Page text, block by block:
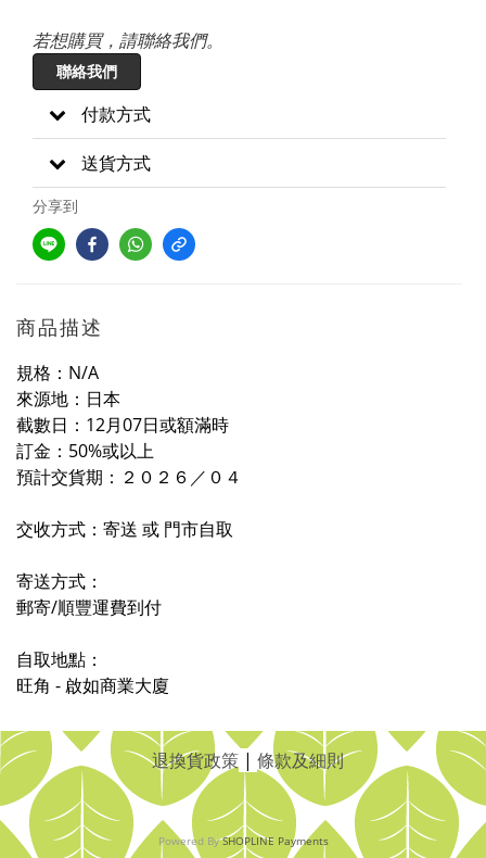
若想購買，請聯絡我們。
聯絡我們
付款方式
送貨方式
分享到
商品描述
規格：N/A
來源地：日本
截數日：12月07日或額滿時
訂金：50%或以上
預計交貨期： ２０２ ６ ／０ ４
交收方式：寄送 或 門市自取
寄送方式：
郵寄/順豐運費到付
自取地點：
旺角 - 啟如商業大廈
退換貨政策| 條款及細則
Powered BySHOPLINE Payments